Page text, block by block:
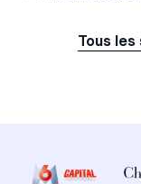
Tous